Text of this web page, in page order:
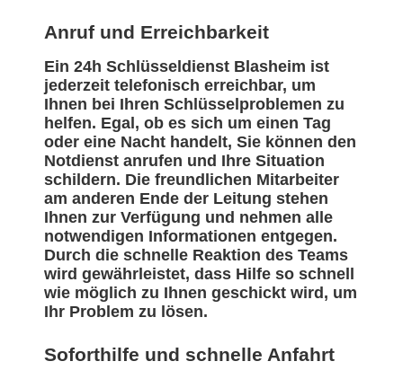
Anruf und Erreichbarkeit
Ein 24h Schlüsseldienst Blasheim ist
jederzeit telefonisch erreichbar, um
Ihnen bei Ihren Schlüsselproblemen zu
helfen. Egal, ob es sich um einen Tag
oder eine Nacht handelt, Sie können den
Notdienst anrufen und Ihre Situation
schildern. Die freundlichen Mitarbeiter
am anderen Ende der Leitung stehen
Ihnen zur Verfügung und nehmen alle
notwendigen Informationen entgegen.
Durch die schnelle Reaktion des Teams
wird gewährleistet, dass Hilfe so schnell
wie möglich zu Ihnen geschickt wird, um
Ihr Problem zu lösen.
Soforthilfe und schnelle Anfahrt